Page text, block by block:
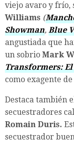
viejo avaro y frío,
Williams (
Showman, Blue
angustiada que
un sobrio Mark
Transformers:
como exagente
Destaca también
secuestradores
Romain Duris.
secuestrador